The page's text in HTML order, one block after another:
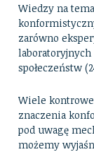
Wiedzy na
zarówno
społeczeństw
Wiele
znaczenia
pod uwagę
możemy